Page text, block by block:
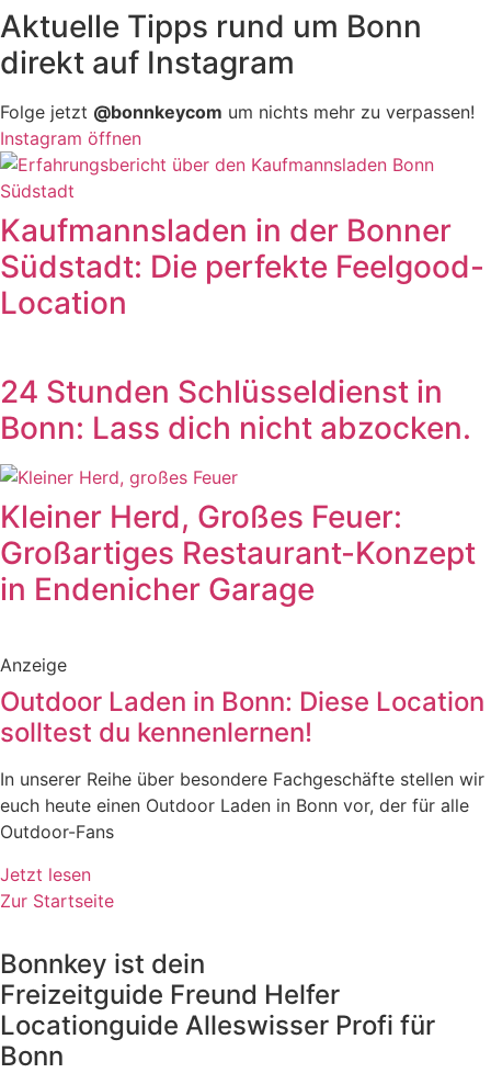
Aktuelle Tipps rund um Bonn
direkt auf Instagram
Folge jetzt @bonnkeycom um nichts mehr zu verpassen!
Instagram öffnen
Kaufmannsladen in der Bonner
Südstadt: Die perfekte Feelgood-
Location
24 Stunden Schlüsseldienst in
Bonn: Lass dich nicht abzocken.
Kleiner Herd, Großes Feuer:
Großartiges Restaurant-Konzept
in Endenicher Garage
Anzeige
Outdoor Laden in Bonn: Diese Location
solltest du kennenlernen!
In unserer Reihe über besondere Fachgeschäfte stellen wir
euch heute einen Outdoor Laden in Bonn vor, der für alle
Outdoor-Fans
Jetzt lesen
Zur Startseite
Bonnkey ist dein
Freizeitguide Freund Helfer
Locationguide Alleswisser Profi für
Bonn